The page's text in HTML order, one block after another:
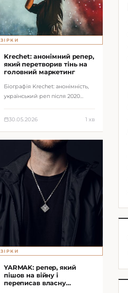
ЗІРКИ
Krechet: анонімний репер,
який перетворив тінь на
головний маркетинг
Біографія Krechet: анонімність,
український реп після 2020
30.05.2026 1 хв
ЗІРКИ
YARMAK: репер, який
пішов на війну і
переписав власну